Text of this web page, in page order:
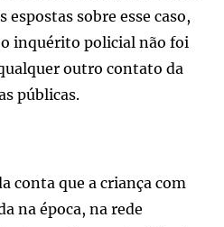
sobre esse caso,
inquérito policial não foi
outro contato da
públicas.
conta que a criança com
na época, na rede